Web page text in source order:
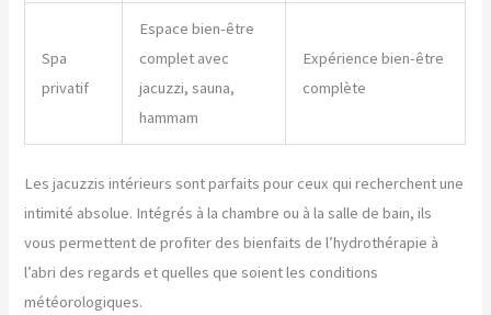
Spa
privatif
Espace bien-être
complet avec
jacuzzi, sauna,
hammam
Expérience bien-être
complète
Les jacuzzis intérieurs sont parfaits pour ceux qui recherchent une
intimité absolue. Intégrés à la chambre ou à la salle de bain, ils
vous permettent de profiter des bienfaits de l’hydrothérapie à
l’abri des regards et quelles que soient les conditions
météorologiques.